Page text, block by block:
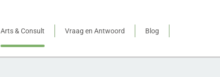
Arts & Consult Vraag en Antwoord Blog